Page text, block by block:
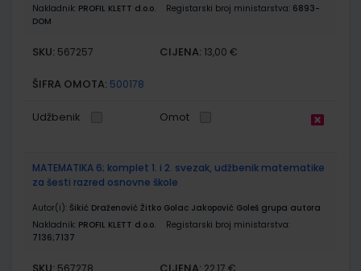
Nakladnik: PROFIL KLETT d.o.o. Registarski broj ministarstva: 6893-
DOM
SKU: 567257 CIJENA: 13,00 €
ŠIFRA OMOTA: 500178
Udžbenik Omot
MATEMATIKA 6; komplet 1. i 2. svezak, udžbenik matematike
za šesti razred osnovne škole
Autor(i): Šikić Draženović Žitko Golac Jakopović Goleš grupa autora
Nakladnik: PROFIL KLETT d.o.o.
Registarski broj ministarstva:
7136;7137
567278 22,17 €